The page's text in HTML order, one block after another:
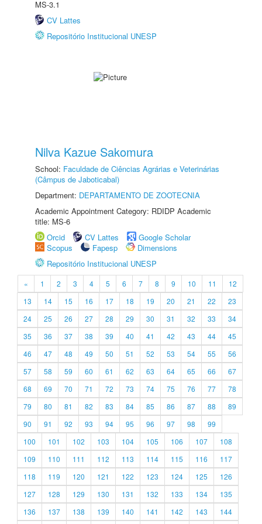
MS-3.1
CV Lattes
Repositório Institucional UNESP
Nilva Kazue Sakomura
School: Faculdade de Ciências Agrárias e Veterinárias
(Câmpus de Jaboticabal)
Department: DEPARTAMENTO DE ZOOTECNIA
Academic Appointment Category: RDIDP Academic
title: MS-6
Orcid
CV Lattes
Google Scholar
Scopus
Fapesp
Dimensions
Repositório Institucional UNESP
« 1 2 3 4 5 6 7 8 9 10 11
12
13
14 15 16 17 18 19 20 21 22
23
24
25 26 27 28 29 30 31 32 33
34
35
36 37 38 39 40 41 42 43 44
45
46
47 48 49 50 51 52 53 54 55
56
57
58 59 60 61 62 63 64 65 66
67
68
69 70 71 72 73 74 75 76 77
78
79
80 81 82 83 84 85 86 87 88
89
90
91 92 93 94 95 96 97 98
99
100
101 102 103 104 105 106 107
108
109
110 111 112 113 114 115 116
117
118
119 120 121 122 123 124 125
126
127
128 129 130 131 132 133 134
135
136
137 138 139 140 141 142 143 144